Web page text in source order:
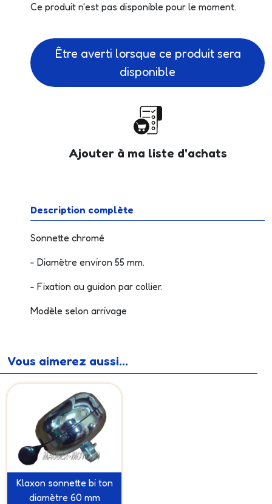
Ce produit n'est pas disponible pour le moment.
Être averti lorsque ce produit sera
disponible
Ajouter à ma liste d'achats
Description complète
Sonnette chromé
- Diamètre environ 55 mm.
- Fixation au guidon par collier.
Modèle selon arrivage
Vous aimerez aussi...
Klaxon sonnette bi ton
diamètre 60 mm